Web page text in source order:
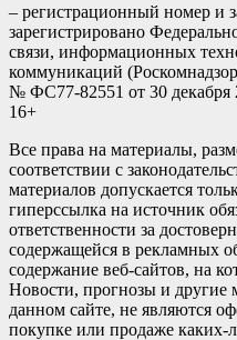
– регистрационный номер и
зарегистрировано
связи, информационных
коммуникаций
№ ФС77-82551 от 30 декабря
16+
Все права на материалы,
соответствии с
материалов допускается
гиперссылка на источник
ответственности за
содержащейся в рекламных
содержание веб-сайтов, на
Новости, прогнозы и другие
данном сайте, не являются
покупке или продаже каких-